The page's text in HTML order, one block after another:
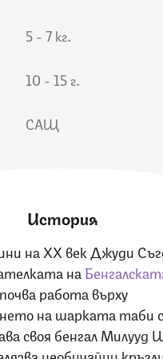
5 - 7 кг.
10 - 15 г.
САЩ
История
на ХХ век Джуди
на
работа върху
на шарката таби
своя бенгал Милууд
необичайни